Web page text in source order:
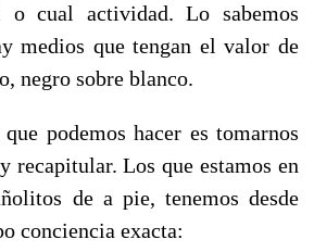
o cual actividad. Lo sabemos
medios que tengan el valor de
negro sobre blanco.
podemos hacer es tomarnos
recapitular. Los que estamos en
de a pie, tenemos desde
conciencia exacta: